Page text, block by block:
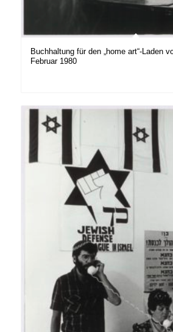
Buchhaltung für den „home art“-Laden
Februar 1980